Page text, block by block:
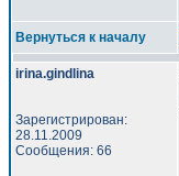
Вернуться к началу
irina.gindlina
Зарегистрирован:
28.11.2009
Сообщения: 66